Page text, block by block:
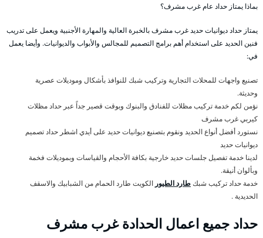
بماذا يمتاز حداد عام غرب مشرف؟
يمتاز حداد ديوانيات حديد غرب مشرف بالخبرة العالية والمهارة الأجنبية ويعمل على تدريب
فنين الحديد على استخدام أهم برامج التصميم للمجالس والأبواب والديوانيات. وأيضا يعمل
في:
تصنيع واجهات للمحلات التجارية وتركيب شبك للنوافذ بأشكال وموديلات عصرية
وحديثة.
نؤمن لكم خدمة تركيب مظلات للفنادق والبنوك وبوقت قصير جداً عبر حداد مظلات
كيربي غرب مشرف
نستورد أفضل أنواع الحديد ونقوم بتصنيع ديوانيات حديد على أيدي اشطر حداد تصميم
ديوانيات حديد
لدينا خدمة تفصيل جلسات حديد خارجية بكافة الأحجام والقياسات وبموديلات فخمة
وبألوان أنيقة.
خدمة حداد تركيب شبكطارد الطيور الكويت طارد الحمام من الشبابيك والاسقف
الحديدية .
حداد جميع اعمال الحدادة غرب مشرف